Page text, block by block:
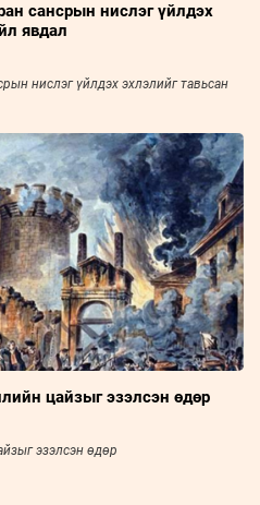
сансрын нислэг үйлдэх
явдал
нислэг үйлдэх эхлэлийг тавьсан
цайзыг эзэлсэн өдөр
эзэлсэн өдөр